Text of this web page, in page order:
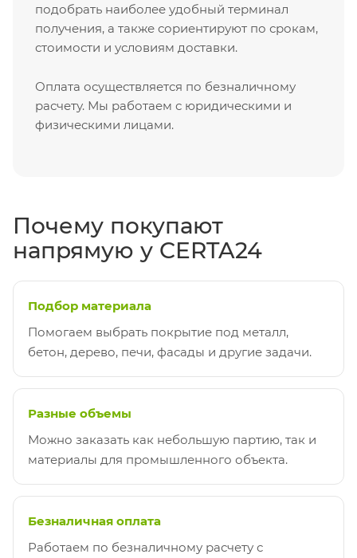
подобрать наиболее удобный терминал
получения, а также сориентируют по срокам,
стоимости и условиям доставки.
Оплата осуществляется по безналичному
расчету. Мы работаем с юридическими и
физическими лицами.
Почему покупают
напрямую у CERTA24
Подбор материала
Помогаем выбрать покрытие под металл,
бетон, дерево, печи, фасады и другие задачи.
Разные объемы
Можно заказать как небольшую партию, так и
материалы для промышленного объекта.
Безналичная оплата
Работаем по безналичному расчету с